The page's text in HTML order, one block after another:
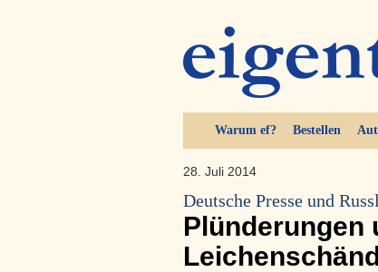
Warum ef? Bestellen
28. Juli 2014
Deutsche Presse und
Plünderungen